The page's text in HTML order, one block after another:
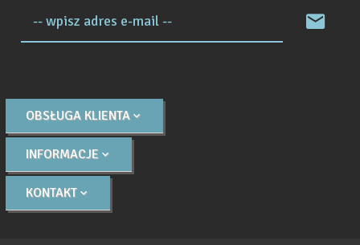
-- wpisz adres e-mail --
OBSŁUGA KLIENTA
INFORMACJE
KONTAKT